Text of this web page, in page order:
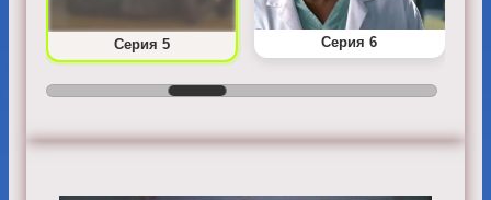
Серия 5 Серия 6